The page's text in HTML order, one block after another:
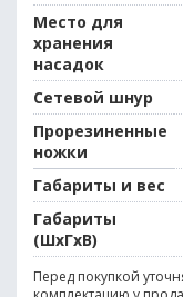
Место для
хранения
насадок
Сетевой шнур
Прорезиненные
ножки
Габариты и вес
Габариты
(ШхГхВ)
Перед покупкой